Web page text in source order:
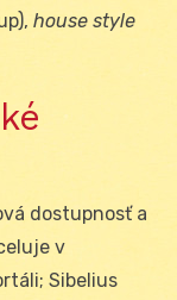
house style
dostupnosť a
v
Sibelius